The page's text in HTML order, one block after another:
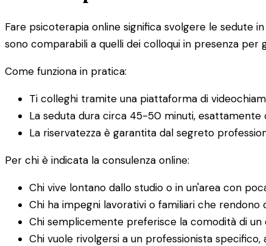
Fare psicoterapia online significa svolgere le sedute
sono comparabili a quelli dei colloqui in presenza per
Come funziona in pratica:
Ti colleghi tramite una piattaforma di
La seduta dura circa 45-50 minuti, esattamente
La riservatezza è garantita dal segreto
Per chi è indicata la consulenza online:
Chi vive lontano dallo studio o in un'area con
Chi ha impegni lavorativi o familiari che rendono
Chi semplicemente preferisce la comodità di un
Chi vuole rivolgersi a un professionista